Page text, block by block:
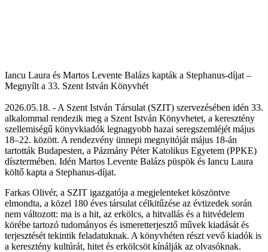
Iancu Laura és Martos Levente Balázs kapták a Stephanus-díjat –
Megnyílt a 33. Szent István Könyvhét
2026.05.18. - A Szent István Társulat (SZIT) szervezésében idén 33.
alkalommal rendezik meg a Szent István Könyvhetet, a keresztény
szellemiségű könyvkiadók legnagyobb hazai seregszemléjét május
18–22. között. A rendezvény ünnepi megnyitóját május 18-án
tartották Budapesten, a Pázmány Péter Katolikus Egyetem (PPKE)
dísztermében. Idén Martos Levente Balázs püspök és Iancu Laura
költő kapta a Stephanus-díjat.
Farkas Olivér, a SZIT igazgatója a megjelenteket köszöntve
elmondta, a közel 180 éves társulat célkitűzése az évtizedek során
nem változott: ma is a hit, az erkölcs, a hitvallás és a hitvédelem
körébe tartozó tudományos és ismeretterjesztő művek kiadását és
terjesztését tekintik feladatuknak. A könyvhéten részt vevő kiadók is
a keresztény kultúrát, hitet és erkölcsöt kínálják az olvasóknak.